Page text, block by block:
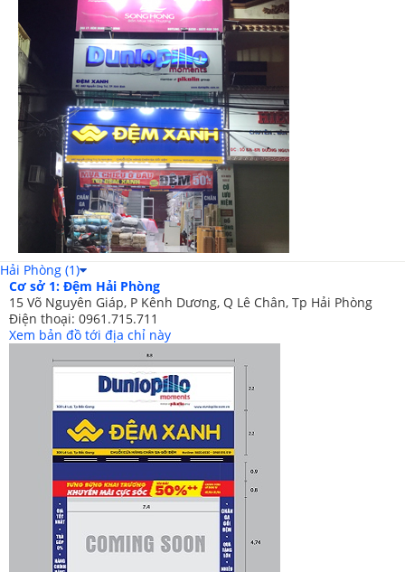
Chất liệu lụa cao cấp, không nhăn không xù, mềm mịn
Sản phẩm được chần may rất cẩn thận
******************************************************************
Vận chuyển miễn phí nội thành HN
đối với các đơn hàng trị
giá từ 500.000 đồng trở lên
Hải Phòng (1)
Cơ sở 1: Đệm Hải Phòng
15 Võ Nguyên Giáp, P Kênh Dương, Q Lê Chân, Tp Hải Phòng
Điện thoại: 0961.715.711
Xem bản đồ tới địa chỉ này